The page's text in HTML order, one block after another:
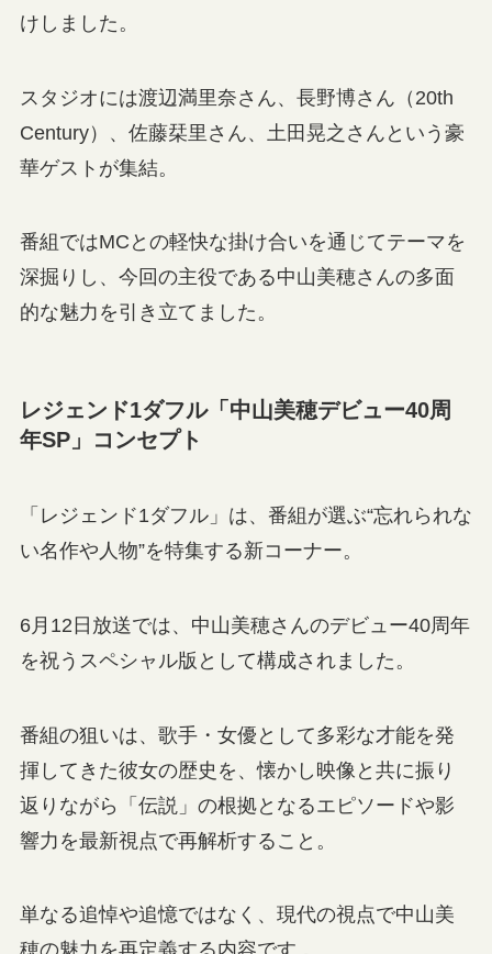
けしました。
スタジオには渡辺満里奈さん、長野博さん（20th
Century）、佐藤栞里さん、土田晃之さんという豪
華ゲストが集結。
番組ではMCとの軽快な掛け合いを通じてテーマを
深掘りし、今回の主役である中山美穂さんの多面
的な魅力を引き立てました。
レジェンド1ダフル「中山美穂デビュー40周
年SP」コンセプト
「レジェンド1ダフル」は、番組が選ぶ“忘れられな
い名作や人物”を特集する新コーナー。
6月12日放送では、中山美穂さんのデビュー40周年
を祝うスペシャル版として構成されました。
番組の狙いは、歌手・女優として多彩な才能を発
揮してきた彼女の歴史を、懐かし映像と共に振り
返りながら「伝説」の根拠となるエピソードや影
響力を最新視点で再解析すること。
単なる追悼や追憶ではなく、現代の視点で中山美